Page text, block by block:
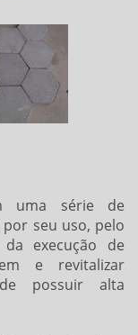
uma série de
seu uso, pelo
execução de
e revitalizar
possuir alta